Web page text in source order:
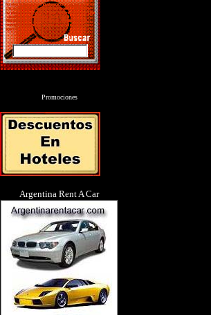
Promociones
Argentina Rent A Car